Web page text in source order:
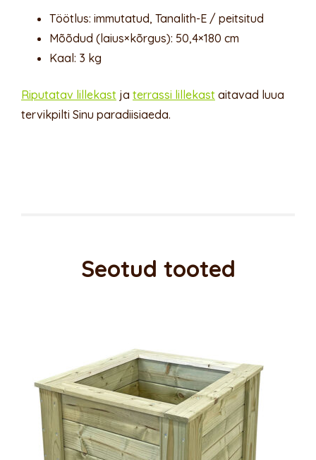
Töötlus: immutatud, Tanalith-E / peitsitud
Mõõdud (laius×kõrgus): 50,4×180 cm
Kaal: 3 kg
Riputatav lillekast ja terrassi lillekast aitavad luua
tervikpilti Sinu paradiisiaeda.
Seotud tooted